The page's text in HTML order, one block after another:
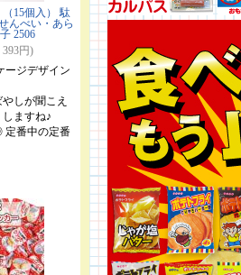
15個入） 駄
んべい・あら
2506
円)
ジデザイン
しが聞こえ
ますね♪
定番中の定番